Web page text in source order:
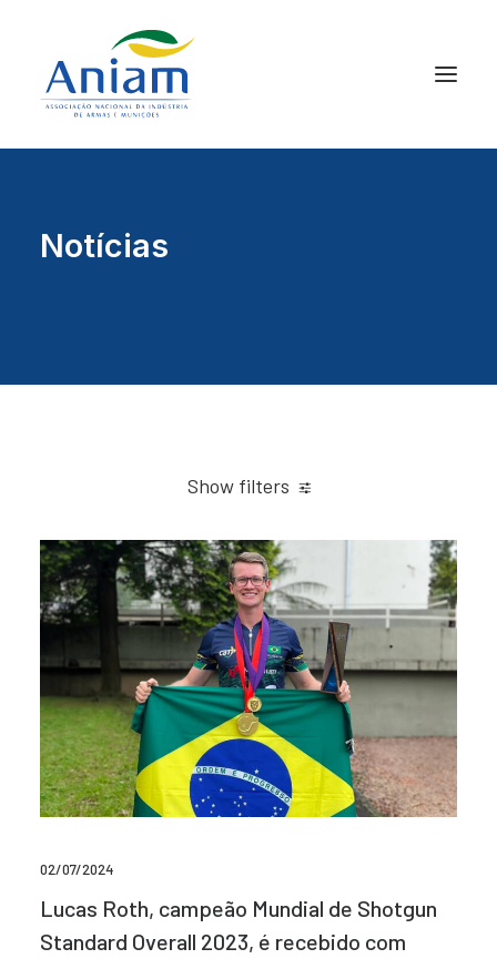
Notícias
Show filters
02/07/2024
Lucas Roth, campeão Mundial de Shotgun
Standard Overall 2023, é recebido com